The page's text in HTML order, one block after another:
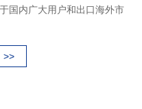
国内广大用户和出口海外市
>>